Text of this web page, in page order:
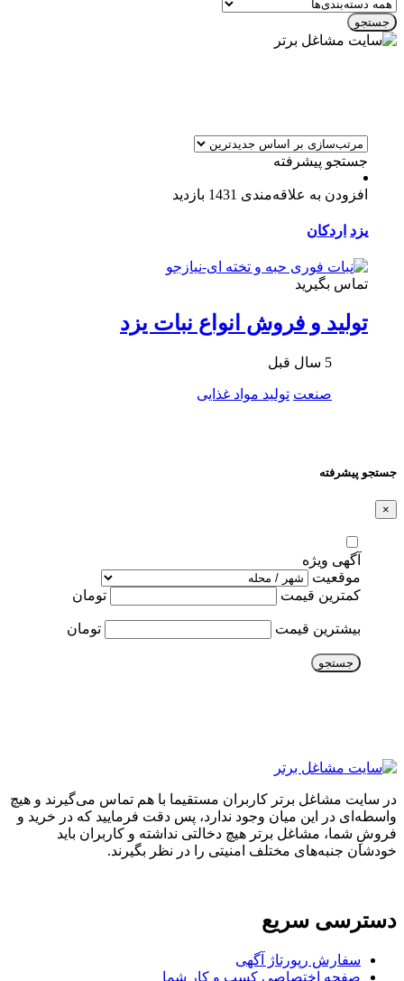
جستجو
جستجو پیشرفته
افزودن به علاقه‌مندی 1431 بازدید
یزد اردکان
تماس بگیرید
تولید و فروش انواع نبات یزد
5 سال قبل
صنعت تولید مواد غذایی
جستجو پیشرفته
×
آگهی ویژه
موقعیت
کمترین قیمت
تومان
بیشترین قیمت تومان
جستجو
در سایت مشاغل برتر کاربران مستقیما با هم تماس می‌گیرند و هیچ
واسطه‌ای در این میان وجود ندارد، پس دقت فرمایید که در خرید و
فروشِ شما، مشاغل برتر هیچ دخالتی نداشته و کاربران باید
خودشان جنبه‌های مختلف امنیتی را در نظر بگیرند.
دسترسی سریع
سفارش رپورتاژ آگهی
صفحه اختصاصی کسب و کار شما